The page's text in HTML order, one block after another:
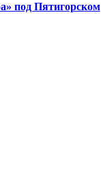
под Пятигорском